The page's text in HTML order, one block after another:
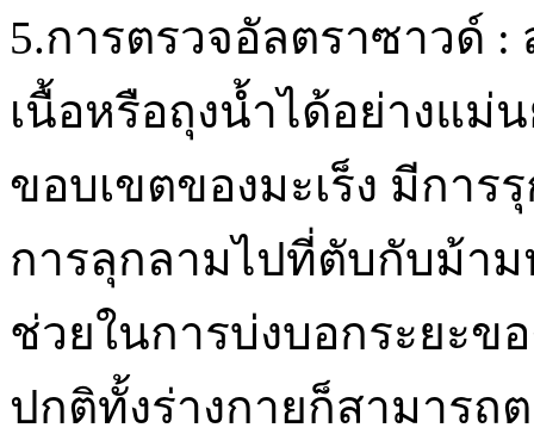
5.การตรวจอัลตราซาวด์
เนื้อหรือถุงน้ำได้อย่างแม่
ขอบเขตของมะเร็ง มีการ
การลุกลามไปที่ตับกับม้า
ช่วยในการบ่งบอกระยะข
ปกติทั้งร่างกายก็สามารถ